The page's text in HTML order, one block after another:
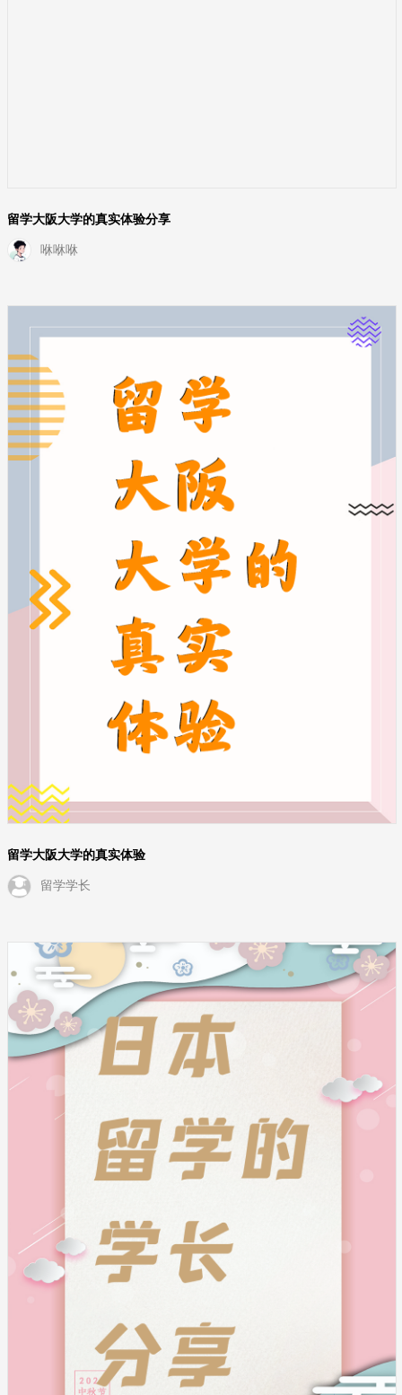
留学大阪大学的真实体验分享
咻咻咻
留学大阪大学的真实体验
留学学长